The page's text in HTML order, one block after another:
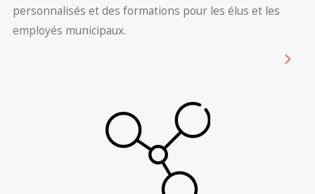
personnalisés et des formations pour les élus et les
employés municipaux.